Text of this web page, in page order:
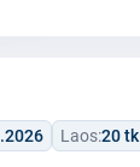
Laos:20 tk